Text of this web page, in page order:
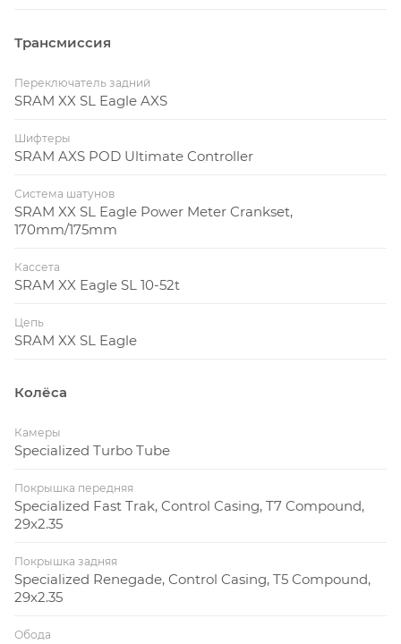
Трансмиссия
Переключатель задний
SRAM XX SL Eagle AXS
Шифтеры
SRAM AXS POD Ultimate Controller
Система шатунов
SRAM XX SL Eagle Power Meter Crankset,
170mm/175mm
Кассета
SRAM XX Eagle SL 10-52t
Цепь
SRAM XX SL Eagle
Колёса
Камеры
Specialized Turbo Tube
Покрышка передняя
Specialized Fast Trak, Control Casing, T7 Compound,
29x2.35
Покрышка задняя
Specialized Renegade, Control Casing, T5 Compound,
29x2.35
Обода